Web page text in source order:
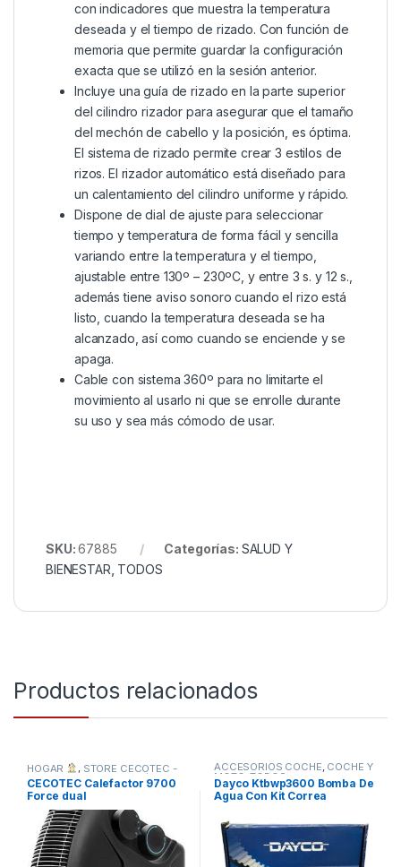
con indicadores que muestra la temperatura
deseada y el tiempo de rizado. Con función de
memoria que permite guardar la configuración
exacta que se utilizó en la sesión anterior.
Incluye una guía de rizado en la parte superior
del cilindro rizador para asegurar que el tamaño
del mechón de cabello y la posición, es óptima.
El sistema de rizado permite crear 3 estilos de
rizos. El rizador automático está diseñado para
un calentamiento del cilindro uniforme y rápido.
Dispone de dial de ajuste para seleccionar
tiempo y temperatura de forma fácil y sencilla
variando entre la temperatura y el tiempo,
ajustable entre 130º – 230ºC, y entre 3 s. y 12 s.,
además tiene aviso sonoro cuando el rizo está
listo, cuando la temperatura deseada se ha
alcanzado, así como cuando se enciende y se
apaga.
Cable con sistema 360º para no limitarte el
movimiento al usarlo ni que se enrolle durante
su uso y sea más cómodo de usar.
SKU:67885 Categorías: SALUD Y
BIENESTAR, TODOS
Productos relacionados
HOGAR , STORE CECOTEC -
DISTRIBUIDOR OFICIAL
,
TODOS
CECOTEC Calefactor 9700
Force dual
ACCESORIOS COCHE, COCHE Y
MOTO ,TODOS
Dayco Ktbwp3600 Bomba De
Agua Con Kit Correa